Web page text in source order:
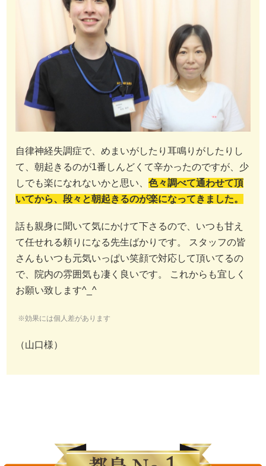
自律神経失調症で、めまいがしたり耳鳴りがしたりし
て、朝起きるのが1番しんどくて辛かったのですが、少
しでも楽になれないかと思い、 色々調べて通わせて頂
いてから、段々と朝起きるのが楽になってきました。
話も親身に聞いて気にかけて下さるので、いつも甘え
て任せれる頼りになる先生ばかりです。 スタッフの皆
さんもいつも元気いっぱい笑顔で対応して頂いてるの
で、院内の雰囲気も凄く良いです。 これからも宜しく
お願い致します^_^
※効果には個人差があります
（山口様）